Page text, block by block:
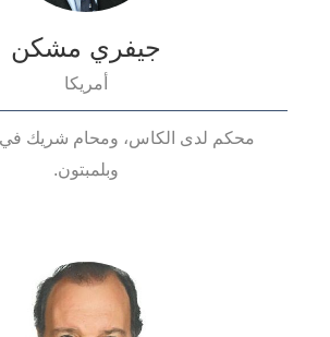
جيفري مشكن
أمريكا
محكم لدى الكاس، ومحام شريك في
وبلمبتون.